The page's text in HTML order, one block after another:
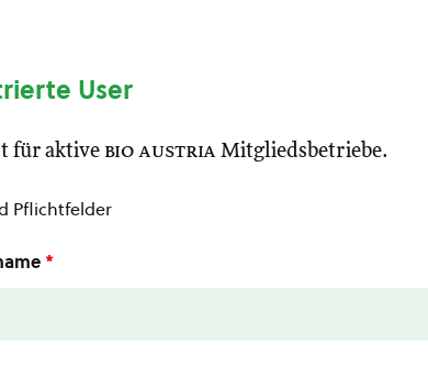
User
für aktive bio austria Mitgliedsbetriebe.
Pflichtfelder
*